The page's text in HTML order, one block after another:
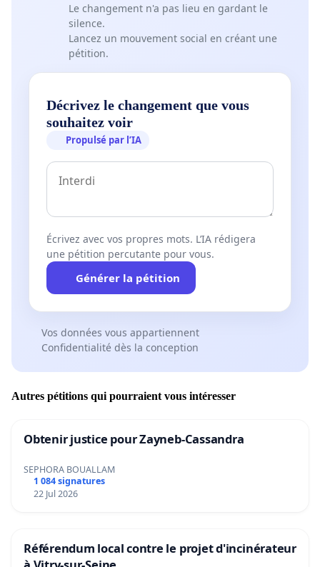
Le changement n'a pas lieu en gardant le
silence.
Lancez un mouvement social en créant une
pétition.
Décrivez le changement que vous
souhaitez voir
Propulsé par l’IA
Écrivez avec vos propres mots. L’IA rédigera
une pétition percutante pour vous.
Générer la pétition
Vos données vous appartiennent
Confidentialité dès la conception
Autres pétitions qui pourraient vous intéresser
Obtenir justice pour Zayneb-Cassandra
SEPHORA BOUALLAM
1 084 signatures
22 Jul 2026
Référendum local contre le projet d'incinérateur